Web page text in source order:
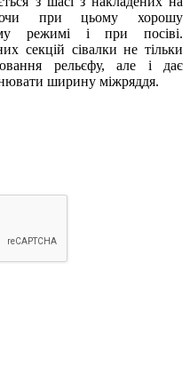
при цьому хорошу
режимі і при посіві.
секцій сівалки не тільки
рельєфу, але і дає
ширину міжряддя.